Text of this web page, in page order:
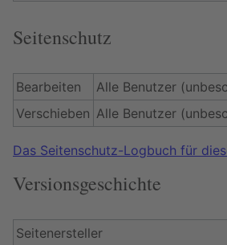
Seitenschutz
Bearbeiten
Alle Benutzer
Verschieben Alle Benutzer
Das Seitenschutz-Logbuch für
Versionsgeschichte
Seitenersteller